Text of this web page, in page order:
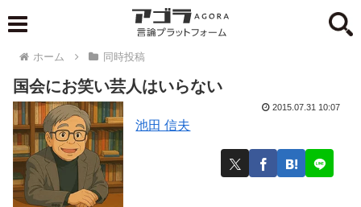
ホーム 同時投稿
国会にお笑い芸人はいらない
池田 信夫
2015.07.31 10:07